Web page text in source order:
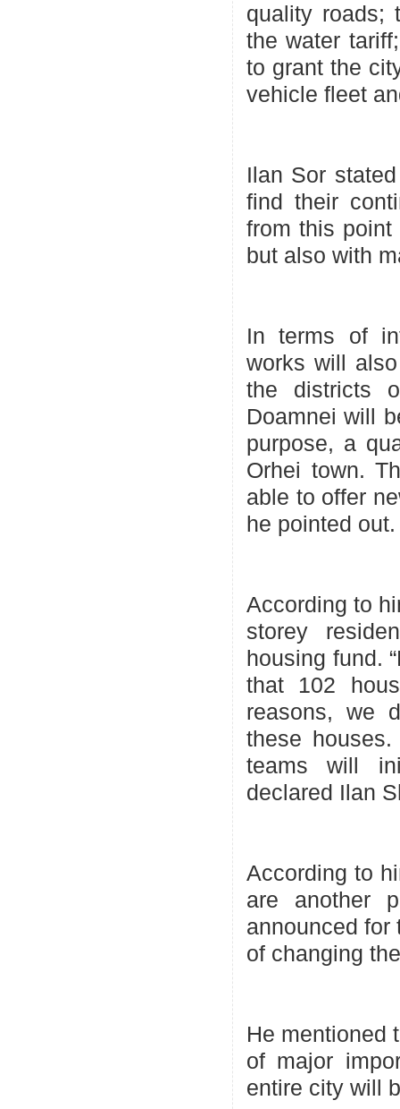
quality roads;
the water
to grant the
vehicle fleet
Ilan Sor
find their
from this
but also with
In terms of
works will
the districts
Doamnei will
purpose, a
Orhei town.
able to offer
he pointed out.
According to
storey
housing fund.
that 102
reasons, we
these
teams will
declared Ilan
According to
are another
announced for
of changing
He mentioned
of major
entire city will